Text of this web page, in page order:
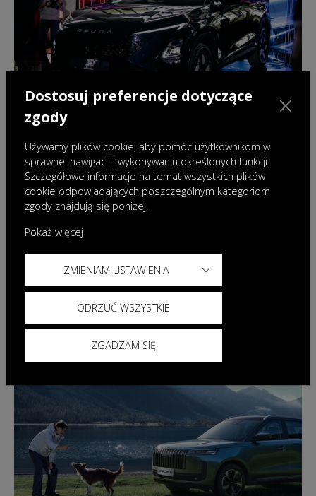
07.10.2025|Wydarzenia
Rok OMODA & JAECOO w Polsce –
marki na rok 2026
Dostosuj preferencje dotyczące
zgody
Używamy plików cookie, aby pomóc użytkownikom w
sprawnej nawigacji i wykonywaniu określonych funkcji.
Szczegółowe informacje na temat wszystkich plików
cookie odpowiadających poszczególnym kategoriom
zgody znajdują się poniżej.
Pokaż więcej
ZMIENIAM USTAWIENIA
ODRZUĆ WSZYSTKIE
ZGADZAM SIĘ